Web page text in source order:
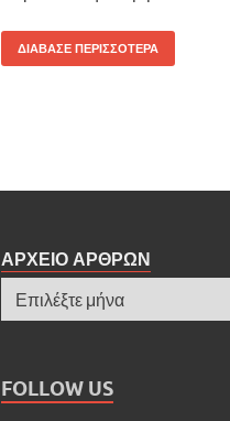
ΔΙΑΒΑΣΕ ΠΕΡΙΣΣΟΤΕΡΑ
ΑΡΧΕΙΟ ΑΡΘΡΩΝ
FOLLOW US